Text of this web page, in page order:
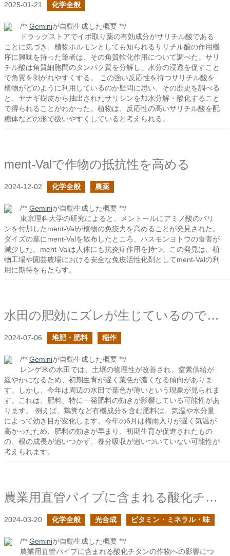
2025-01-21 化学全般
/** Geminiが自動生成した概要 **/
ドラッグストアでイボ取り薬の有効成分がサリチル酸である
ことに気づき、植物ホルモンとしても知られるサリチル酸の作用機
序に興味を持った筆者は、その角質軟化作用について調べた。サリ
チル酸は角質細胞間のタンパク質を分解し、水分の浸透を促すこと
で角質を剥がれやすくする。 この強い反応性を持つサリチル酸を
植物がどのように利用しているのか疑問に思い、その歴史を調べる
と、ヤナギ樹皮から抽出されたサリシンを加水分解・酸化すること
で得られることがわかった。植物は、反応性の高いサリチル酸を配
糖体などの形で扱いやすくしていると考えられる。
ment-Valで作物の抵抗性を高める
2024-12-02 化学全般 農薬
/** Geminiが自動生成した概要 **/
東京理科大学の研究によると、メントールにアミノ酸のバリ
ンを付加したment-Valが植物の免疫力を高めることが発見された。
ダイズの葉にment-Valを散布したところ、ハスモンヨトウの食害が
減少した。ment-Valは人体にも抗炎症作用を持つ。この発見は、植
物工場や園芸農場における安全な免疫活性化剤としてment-Valの利
用に期待をもたらす。
水田の肥効にズレが生じているのでは？
2024-07-06 堆肥・肥料 稲作
/** Geminiが自動生成した概要 **/
レンゲ米の水田では、土壌の物理性が改善され、窒素供給が
緩やかになるため、初期生育が遅く葉色が濃くなる傾向がありま
す。しかし、今年は周辺の水田で葉色が薄いという現象が見られま
す。これは、肥料、特に一発肥料の効きが影響している可能性があ
ります。 例えば、鶏糞など有機成分を含む肥料は、気温や水分量
によって効き目が変化します。今年の6月は梅雨入りが遅く気温が
高かったため、肥料の効きが早まり、初期生育が促進されたもの
の、根の成長が追いつかず、養分吸収が追いついていない可能性が
考えられます。
農業用直管パイプに含まれる酸化チタンは作物に与えても問題ないか？
2024-03-20 化学全般 光合成 ビタミン・ミネラル・味
/** Geminiが自動生成した概要 **/
農業用直管パイプに含まれる酸化チタンの作物への影響につ